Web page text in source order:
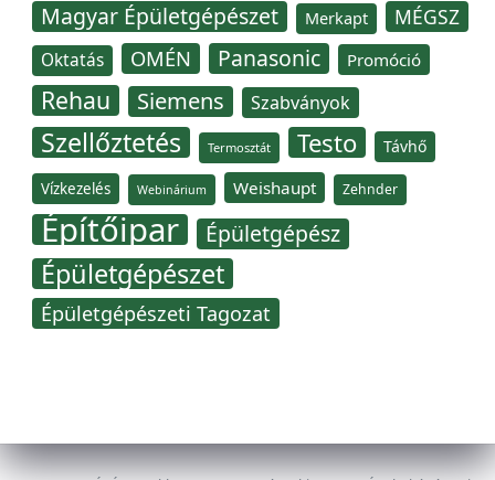
Magyar Épületgépészet Merkapt MÉGSZ
Oktatás OMÉN Panasonic Promóció
Rehau Siemens Szabványok
Szellőztetés Termosztát Testo Távhő
Vízkezelés Webinárium Weishaupt Zehnder
Építőipar Épületgépész
Épületgépészet
Épületgépészeti Tagozat